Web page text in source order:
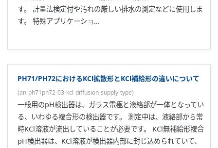
す。 計量法検定付や汚れの厳しい排水の測定などに使用しま
す。 特殊アプリケーショ...
PH71/PH72におけるKCl拡散形とKCl補給形の違いについて
(an-ph71ph72-03-kcl-diffusion-supply-type)
一般用のpH検出器は、ガラス電極と液絡部が一体となってい
る、いわゆる複合形の検出器です。 測定中は、液絡部から常
時KCl溶液が流出していることが必要です。 KCl無補給形複合
pH検出器は、KCl溶液が検出器内部に封じ込められていて、